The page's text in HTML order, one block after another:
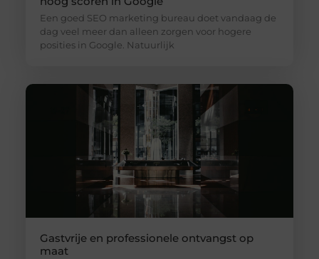
Een goed SEO marketing bureau doet vandaag de
dag veel meer dan alleen zorgen voor hogere
posities in Google. Natuurlijk
Gastvrije en professionele ontvangst op
maat